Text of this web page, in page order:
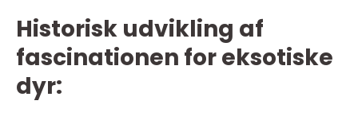
Historisk udvikling af
fascinationen for eksotiske
dyr: